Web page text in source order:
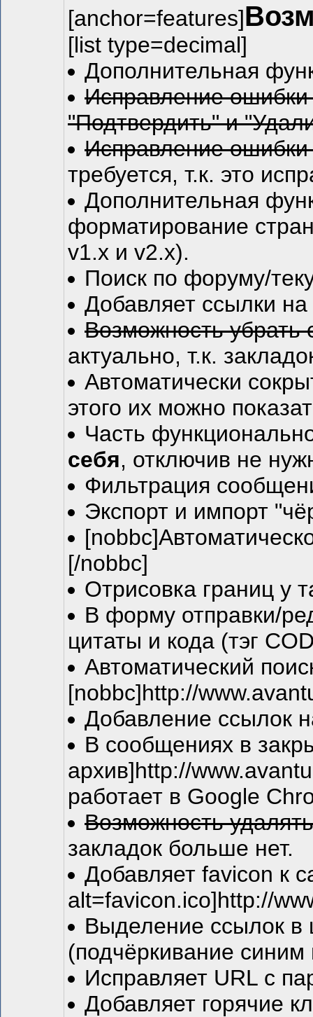
[anchor=features]
[list type=decimal]
Дополнительная
Исправление
"Подтвердить" и
Исправление
требуется, т.к. это
Дополнительная
форматирование
v1.x и v2.x).
Поиск по форуму/
Добавляет ссылки
Возможность убрать
актуально, т.к.
Автоматически
этого их можно
Часть
себя, отключив не
Фильтрация
Экспорт и импорт
[/nobbc]
Отрисовка границ у
В форму отправки/
цитаты и кода (тэг
Автоматический
[nobbc]http://
Добавление ссылок
В сообщениях в
архив]http://
работает в Google
Возможность
закладок больше нет.
Добавляет favicon к
alt=favicon.ico]http://
Выделение ссылок в
(подчёркивание синим
Исправляет URL с
Добавляет горячие